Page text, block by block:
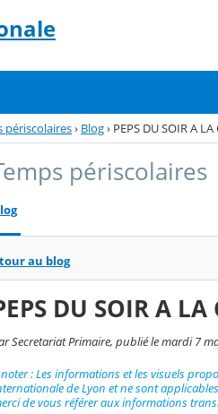
périscolaires› Blog› PEPS DU SOIR A LA
périscolaires
au blog
DU SOIR A LA
Secretariat Primaire, publié le mardi 7
: Les informations et les visuels
de Lyon et ne sont applicables
de vous référer aux informations